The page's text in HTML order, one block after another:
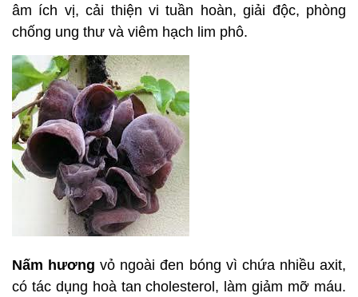
mạn tính, tiểu đường, viêm khớp, bệnh xuất huyết
do giảm tiểu cầu. Gà xương đen có chứa 17 loại
axit amin, giúp cơ thể tăng sức chịu đựng nóng,
lạnh, chống mệt mỏi, nâng cao khả năng miễn dịch
và làm chậm quá trình lão hoá.
Mộc nhĩ đencó tác dụng bổ huyết, hoạt huyết,
chống ngưng tập tiểu cầu, phòng chống tình trạng
máu đông dẫn đến tắc động mạch, nhồi máu cơ tim,
nhồi máu não, xơ cứng động mạch. Ngoài ra còn có
tác dụng nhuận phế, làm sạch ruột và dạ dày, bổ
âm ích vị, cải thiện vi tuần hoàn, giải độc, phòng
chống ung thư và viêm hạch lim phô.